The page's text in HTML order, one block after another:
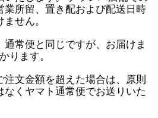
業所留、置き配および配送日時
せん。
常便と同じですが、お届けま
ります。
注文金額を超えた場合は、原則
なくヤマト通常便でお送りいた